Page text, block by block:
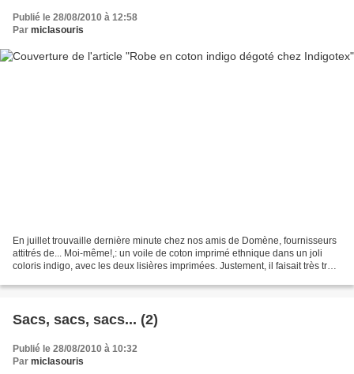
Publié le 28/08/2010 à 12:58
Par miclasouris
En juillet trouvaille dernière minute chez nos amis de Domène, fournisseurs
attitrés de... Moi-même!,: un voile de coton imprimé ethnique dans un joli
coloris indigo, avec les deux lisières imprimées. Justement, il faisait très très
Sacs, sacs, sacs... (2)
Publié le 28/08/2010 à 10:32
Par miclasouris